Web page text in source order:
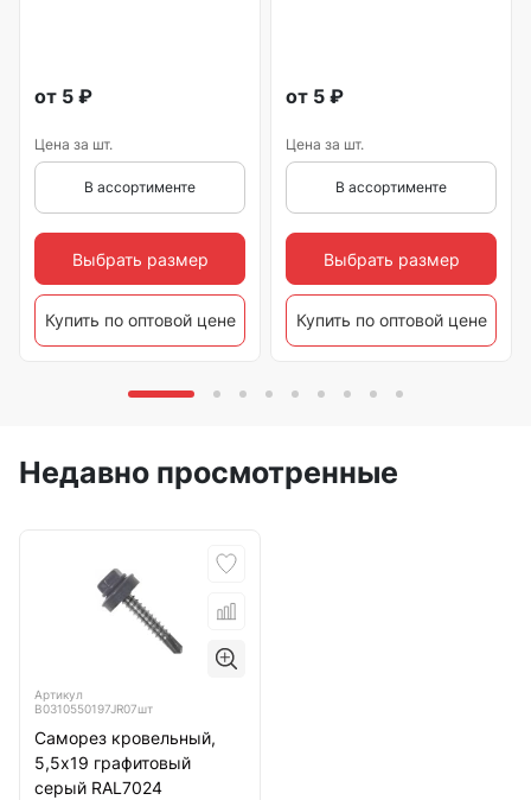
от 5 ₽
Цена за шт.
В ассортименте
Выбрать размер
Купить по оптовой цене
от 5 ₽
Цена за шт.
В ассортименте
Выбрать размер
Купить по оптовой цене
Недавно просмотренные
Артикул
B0310550197JR07шт
Саморез кровельный,
5,5х19 графитовый
серый RAL7024